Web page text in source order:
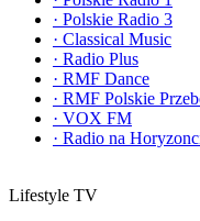
· Polskie Radio 3
· Classical Music
· Radio Plus
· RMF Dance
· RMF Polskie
· VOX FM
· Radio na
Lifestyle TV